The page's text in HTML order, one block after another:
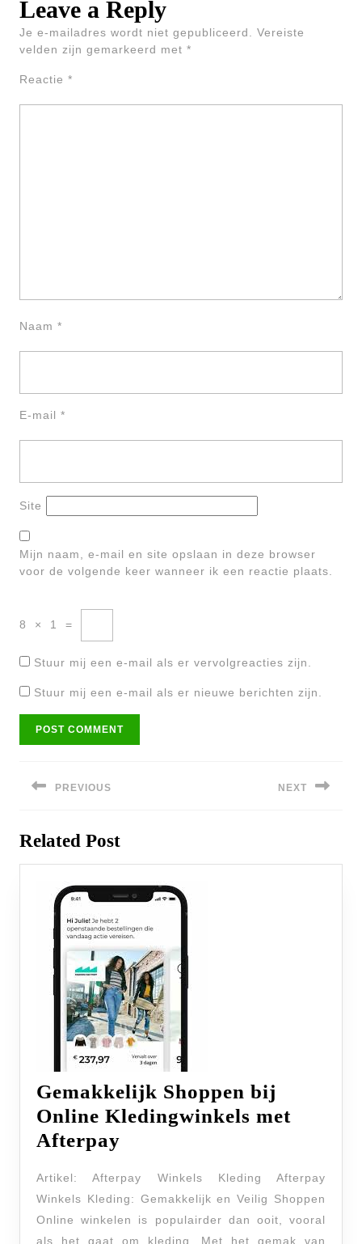
Leave a Reply
Je e-mailadres wordt niet gepubliceerd.
Vereiste
velden zijn gemarkeerd met *
Reactie *
Naam *
E-mail *
Site
Mijn naam, e-mail en site opslaan in deze browser
voor de volgende keer wanneer ik een reactie plaats.
8 × 1 =
Stuur mij een e-mail als er vervolgreacties zijn.
Stuur mij een e-mail als er nieuwe berichten zijn.
navigatie
PREVIOUS
post:
NEXT
Related Post
Gemakkelijk Shoppen bij
Online Kledingwinkels met
Afterpay
bij
Online
Kledingwinkels
Artikel: Afterpay Winkels Kleding Afterpay
Winkels Kleding: Gemakkelijk en Veilig Shoppen
Online winkelen is populairder dan ooit, vooral
als het gaat om kleding. Met het gemak van